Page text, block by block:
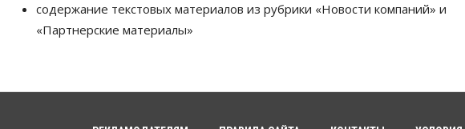
содержание текстовых материалов из рубрики «Новости компаний» и
«Партнерские материалы»